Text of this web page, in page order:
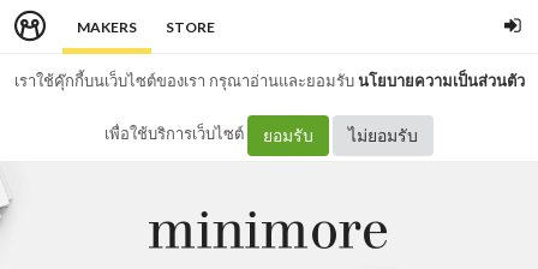
MAKERS STORE
เราใช้คุ๊กกี้บนเว็บไซต์ของเรา กรุณาอ่านและยอมรับนโยบายความเป็นส่วนตัว
เพื่อใช้บริการเว็บไซต์ ยอมรับ ไม่ยอมรับ